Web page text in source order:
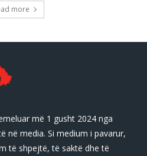
more
më 1 gusht 2024 nga
në media. Si medium i pavarur,
të shpejtë, të saktë dhe të